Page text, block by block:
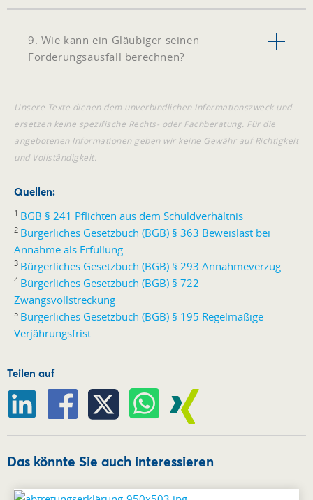
9. Wie kann ein Gläubiger seinen
Forderungsausfall berechnen?
Unsere Texte dienen dem unverbindlichen Informationszweck und
ersetzen keine spezifische Rechts- oder Fachberatung. Für die
angebotenen Informationen geben wir keine Gewähr auf Richtigkeit
und Vollständigkeit.
Quellen:
1 BGB § 241 Pflichten aus dem Schuldverhältnis
2 Bürgerliches Gesetzbuch (BGB) § 363 Beweislast bei
Annahme als Erfüllung
3 Bürgerliches Gesetzbuch (BGB) § 293 Annahmeverzug
4 Bürgerliches Gesetzbuch (BGB) § 722
Zwangsvollstreckung
5 Bürgerliches Gesetzbuch (BGB) § 195 Regelmäßige
Verjährungsfrist
Teilen auf
Das könnte Sie auch interessieren